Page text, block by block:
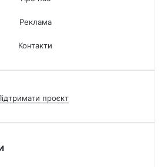
Реклама
Контакти
проєкт